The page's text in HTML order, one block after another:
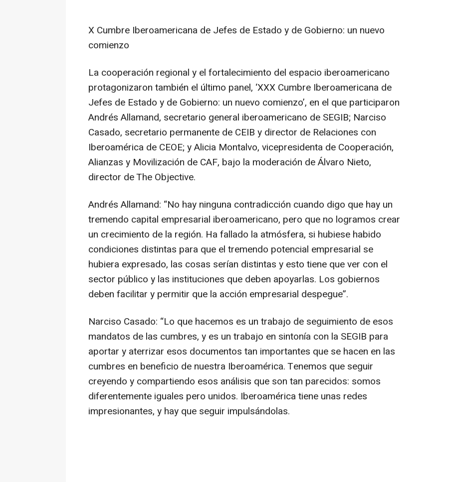
X Cumbre Iberoamericana de Jefes de Estado y de Gobierno: un nuevo
comienzo
La cooperación regional y el fortalecimiento del espacio iberoamericano
protagonizaron también el último panel, ‘XXX Cumbre Iberoamericana de
Jefes de Estado y de Gobierno: un nuevo comienzo’, en el que participaron
Andrés Allamand, secretario general iberoamericano de SEGIB; Narciso
Casado, secretario permanente de CEIB y director de Relaciones con
Iberoamérica de CEOE; y Alicia Montalvo, vicepresidenta de Cooperación,
Alianzas y Movilización de CAF, bajo la moderación de Álvaro Nieto,
director de The Objective.
Andrés Allamand: “No hay ninguna contradicción cuando digo que hay un
tremendo capital empresarial iberoamericano, pero que no logramos crear
un crecimiento de la región. Ha fallado la atmósfera, si hubiese habido
condiciones distintas para que el tremendo potencial empresarial se
hubiera expresado, las cosas serían distintas y esto tiene que ver con el
sector público y las instituciones que deben apoyarlas. Los gobiernos
deben facilitar y permitir que la acción empresarial despegue”.
Narciso Casado: “Lo que hacemos es un trabajo de seguimiento de esos
mandatos de las cumbres, y es un trabajo en sintonía con la SEGIB para
aportar y aterrizar esos documentos tan importantes que se hacen en las
cumbres en beneficio de nuestra Iberoamérica. Tenemos que seguir
creyendo y compartiendo esos análisis que son tan parecidos: somos
diferentemente iguales pero unidos. Iberoamérica tiene unas redes
impresionantes, y hay que seguir impulsándolas.